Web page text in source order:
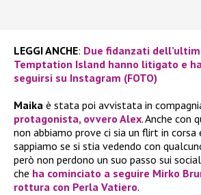
LEGGI ANCHE: Due fidanzati
Temptation Island hanno litigato e
seguirsi su Instagram (FOTO)
Maika è stata poi avvistata in
protagonista, ovvero Alex. Anche con
non abbiamo prove ci sia un flirt in
sappiamo se si stia vedendo con
però non perdono un suo passo sui
che ha cominciato a seguire Mirko
rottura con Perla Vatiero.